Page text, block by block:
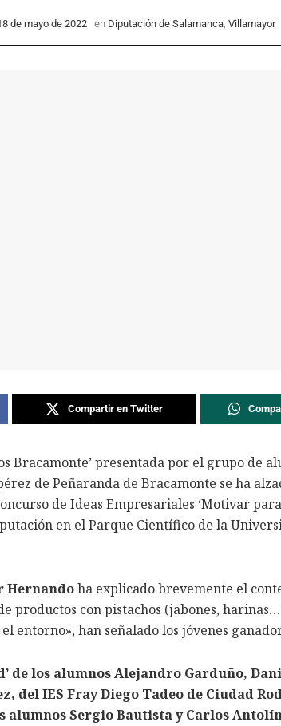
de mayo de 2022 en Diputación de Salamanca, Villamayor
Compartir en Twitter
Bracamonte’ presentada por el grupo de
de Peñaranda de Bracamonte se ha
de Ideas Empresariales ‘Motivar
en el Parque Científico de la
Hernandoha explicado brevemente el
productos con pistachos (jabones,
entorno», han señalado los jóvenes
de los alumnos Alejandro Garduño,
del IES Fray Diego Tadeo de Ciudad
alumnos Sergio Bautista y Carlos